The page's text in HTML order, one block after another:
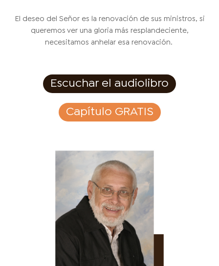
El deseo del Señor es la renovación de sus ministros, si
queremos ver una gloria más resplandeciente,
necesitamos anhelar esa renovación.
Escuchar el audiolibro
Capítulo GRATIS